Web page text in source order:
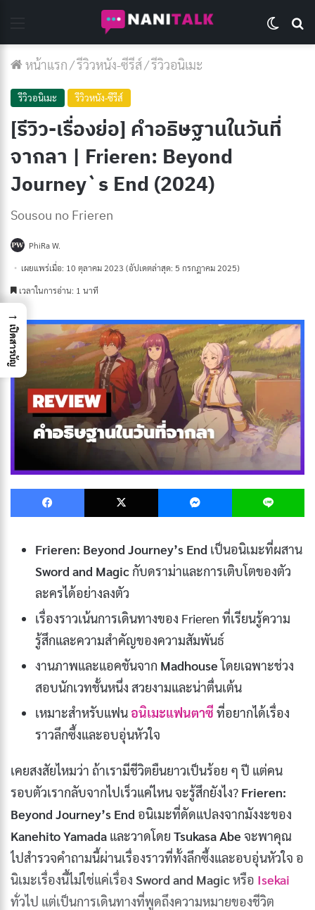
หน้าแรก/รีวิวหนัง-ซีรีส์/รีวิวอนิเมะ
รีวิวอนิเมะ รีวิวหนัง-ซีรีส์
[รีวิว-เรื่องย่อ] คำอธิษฐานในวันที่
จากลา | Frieren: Beyond
Journey`s End (2024)
Sousou no Frieren
PhiRa W.
เผยแพร่เมื่อ: 10 ตุลาคม 2023 (อัปเดตล่าสุด: 5 กรกฎาคม 2025)
เวลาในการอ่าน: 1 นาที
Facebook X Messenger
Frieren: Beyond Journey’s End เป็นอนิเมะที่ผสาน
Sword and Magicกับดราม่าและการเติบโตของตัว
ละครได้อย่างลงตัว
เรื่องราวเน้นการเดินทางของ Frieren ที่เรียนรู้ความ
รู้สึกและความสำคัญของความสัมพันธ์
งานภาพและแอคชันจาก Madhouseโดยเฉพาะช่วง
สอบนักเวทชั้นหนึ่ง สวยงามและน่าตื่นเต้น
เหมาะสำหรับแฟนอนิเมะแฟนตาซี ที่อยากได้เรื่อง
ราวลึกซึ้งและอบอุ่นหัวใจ
เคยสงสัยไหมว่า ถ้าเรามีชีวิตยืนยาวเป็นร้อย ๆ ปี แต่คน
รอบตัวเรากลับจากไปเร็วแค่ไหน จะรู้สึกยังไง? Frieren:
Beyond Journey’s End อนิเมะที่ดัดแปลงจากมังงะของ
Kanehito Yamada และวาดโดย Tsukasa Abe จะพาคุณ
ไปสำรวจคำถามนี้ผ่านเรื่องราวที่ทั้งลึกซึ้งและอบอุ่นหัวใจ อ
นิเมะเรื่องนี้ไม่ใช่แค่เรื่อง Sword and Magicหรือ Isekai
ทั่วไป แต่เป็นการเดินทางที่พูดถึงความหมายของชีวิต
→
เปิดสารบัญ